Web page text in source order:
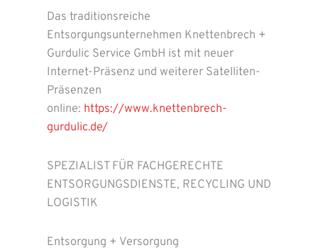
Das traditionsreiche
Entsorgungsunternehmen Knettenbrech +
Gurdulic Service GmbH ist mit neuer
Internet-Präsenz und weiterer Satelliten-
Präsenzen
online: https://www.knettenbrech-
gurdulic.de/
SPEZIALIST FÜR FACHGERECHTE
ENTSORGUNGSDIENSTE, RECYCLING UND
LOGISTIK
Entsorgung + Versorgung